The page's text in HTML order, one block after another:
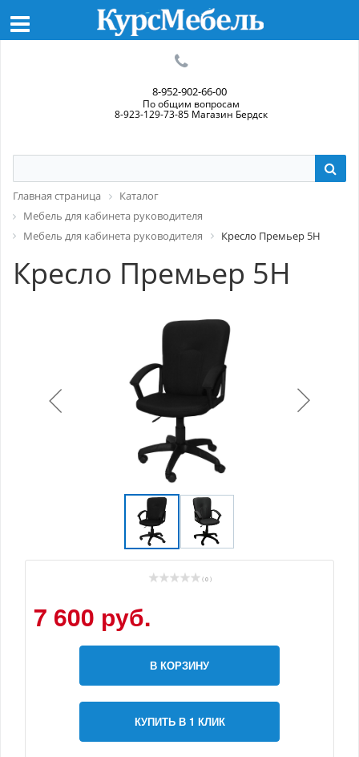
8-952-902-66-00
По общим вопросам
8-923-129-73-85 Магазин Бердск
Главная страница
Каталог
Мебель для кабинета руководителя
Мебель для кабинета руководителя
Кресло Премьер 5Н
Кресло Премьер 5Н
( 0 )
7 600 руб.
В КОРЗИНУ
КУПИТЬ В 1 КЛИК